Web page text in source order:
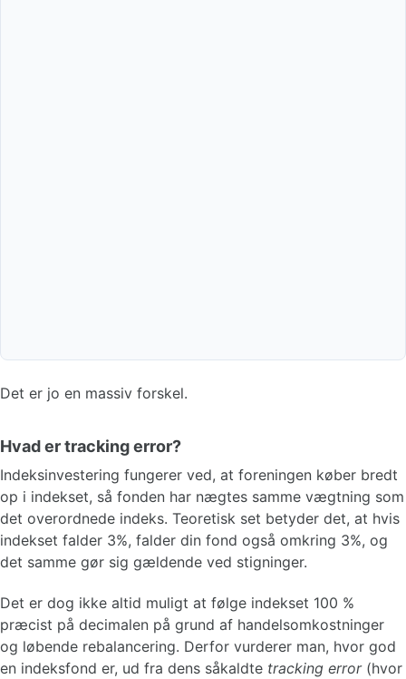
Det er jo en massiv forskel.
Hvad er tracking error?
Indeksinvestering fungerer ved, at foreningen køber bredt
op i indekset, så fonden har nægtes samme vægtning som
det overordnede indeks. Teoretisk set betyder det, at hvis
indekset falder 3%, falder din fond også omkring 3%, og
det samme gør sig gældende ved stigninger.
Det er dog ikke altid muligt at følge indekset 100 %
præcist på decimalen på grund af handelsomkostninger
og løbende rebalancering. Derfor vurderer man, hvor god
en indeksfond er, ud fra dens såkaldte tracking error(hvor